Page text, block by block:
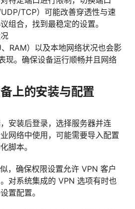
UDP/TCP）可能改善穿透性与速
组合，找到最稳定的设置。
RAM）以及本地网络状况也会影
现。确保设备运行顺畅并且网络
上的安装与配置
安装后登录，选择服务器并连
网络中使用，可能需要导入配置
脚本。
，确保权限设置允许 VPN 客户
对系统集成的 VPN 选项有时也
置配置。